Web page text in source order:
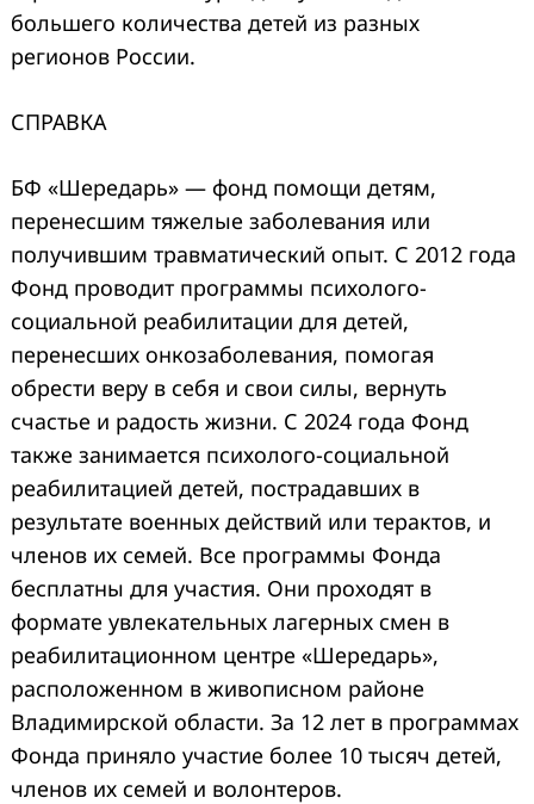
большего количества детей из разных
регионов России.
СПРАВКА
БФ «Шередарь» — фонд помощи детям,
перенесшим тяжелые заболевания или
получившим травматический опыт. С 2012 года
Фонд проводит программы психолого-
социальной реабилитации для детей,
перенесших онкозаболевания, помогая
обрести веру в себя и свои силы, вернуть
счастье и радость жизни. С 2024 года Фонд
также занимается психолого-социальной
реабилитацией детей, пострадавших в
результате военных действий или терактов, и
членов их семей. Все программы Фонда
бесплатны для участия. Они проходят в
формате увлекательных лагерных смен в
реабилитационном центре «Шередарь»,
расположенном в живописном районе
Владимирской области. За 12 лет в программах
Фонда приняло участие более 10 тысяч детей,
членов их семей и волонтеров.